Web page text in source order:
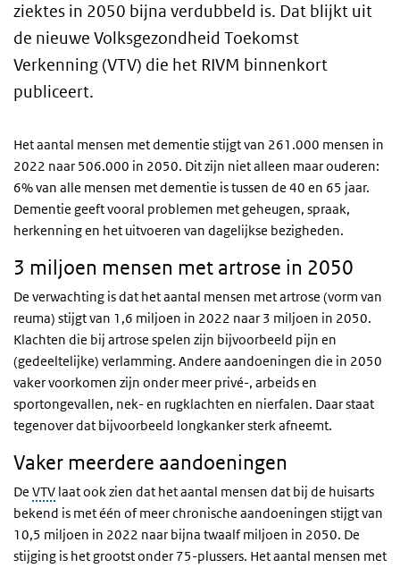
ziektes in 2050 bijna verdubbeld is. Dat blijkt uit
de nieuwe Volksgezondheid Toekomst
Verkenning (VTV) die het RIVM binnenkort
publiceert.
Het aantal mensen met dementie stijgt van 261.000 mensen in
2022 naar 506.000 in 2050. Dit zijn niet alleen maar ouderen:
6% van alle mensen met dementie is tussen de 40 en 65 jaar.
Dementie geeft vooral problemen met geheugen, spraak,
herkenning en het uitvoeren van dagelijkse bezigheden.
3 miljoen mensen met artrose in 2050
De verwachting is dat het aantal mensen met artrose (vorm van
reuma) stijgt van 1,6 miljoen in 2022 naar 3 miljoen in 2050.
Klachten die bij artrose spelen zijn bijvoorbeeld pijn en
(gedeeltelijke) verlamming. Andere aandoeningen die in 2050
vaker voorkomen zijn onder meer privé-, arbeids en
sportongevallen, nek- en rugklachten en nierfalen. Daar staat
tegenover dat bijvoorbeeld longkanker sterk afneemt.
Vaker meerdere aandoeningen
De VTV laat ook zien dat het aantal mensen dat bij de huisarts
bekend is met één of meer chronische aandoeningen stijgt van
10,5 miljoen in 2022 naar bijna twaalf miljoen in 2050. De
stijging is het grootst onder 75-plussers. Het aantal mensen met